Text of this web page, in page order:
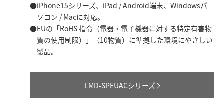
iPhone15シリーズ、iPad / Android端末、Windowsパ
ソコン / Macに対応。
EUの「RoHS 指令（電器・電子機器に対する特定有害物
質の使用制限）」（10物質）に準拠した環境にやさしい
製品。
LMD-SPEUACシリーズ